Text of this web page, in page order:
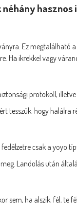
hasznos
Ez megtalálható a
Ha ikrekkel vagy
protokoll,
tesszük, hogy halálra
csak a yoyo
Landolás után
sem, ha alszik, fél, te